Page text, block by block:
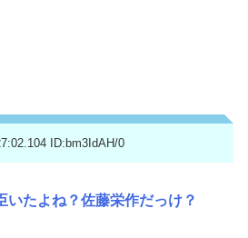
ID:bm3IdAH/0
いたよね？佐藤栄作だっけ？